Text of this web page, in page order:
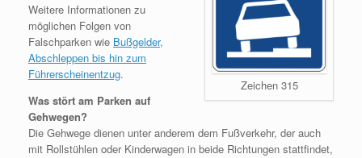
Zeichen 315
Weitere Informationen zu
möglichen Folgen von
Falschparken wie Bußgelder,
Abschleppen bis hin zum
Führerscheinentzug.
Was stört am Parken auf
Gehwegen?
Die Gehwege dienen unter anderem dem Fußverkehr, der auch
mit Rollstühlen oder Kinderwagen in beide Richtungen stattfindet,